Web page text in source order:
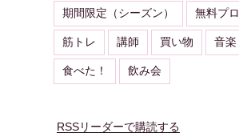
期間限定（シーズン） 無料プ
筋トレ 講師 買い物 音楽
食べた！ 飲み会
RSSリーダーで購読する